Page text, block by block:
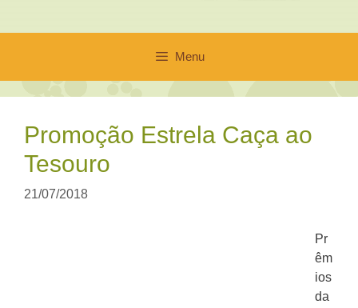
Menu
Promoção Estrela Caça ao
Tesouro
21/07/2018
Pr
êm
ios
da